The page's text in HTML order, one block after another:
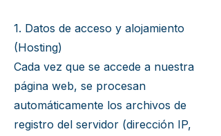
1. Datos de acceso y alojamiento
(Hosting)
Cada vez que se accede a nuestra
página web, se procesan
automáticamente los archivos de
registro del servidor (dirección IP,